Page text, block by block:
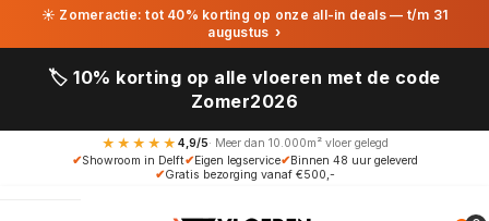
☀ Zomeractie: tot 40% korting op onze all-in deals — t/m 31
augustus ›
🏷️ 10% korting op alle vloeren met de code
Zomer2026
★★★★★ 4,9/5· Meer dan 10.000m² vloer gelegd
✔Showroom in Delft✔Eigen legservice✔Binnen 48 uur geleverd
✔Gratis bezorging vanaf €500,-